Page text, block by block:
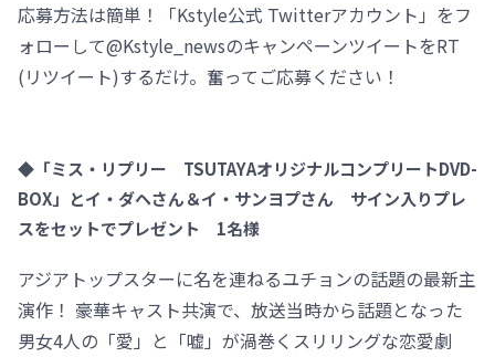
応募方法は簡単！「Kstyle公式 Twitterアカウント」をフ
ォローして@Kstyle_newsのキャンペーンツイートをRT
(リツイート)するだけ。奮ってご応募ください！
◆「ミス・リプリー TSUTAYAオリジナルコンプリートDVD-
BOX」とイ・ダヘさん＆イ・サンヨプさん サイン入りプレ
スをセットでプレゼント 1名様
アジアトップスターに名を連ねるユチョンの話題の最新主
演作！ 豪華キャスト共演で、放送当時から話題となった
男女4人の「愛」と「嘘」が渦巻くスリリングな恋愛劇